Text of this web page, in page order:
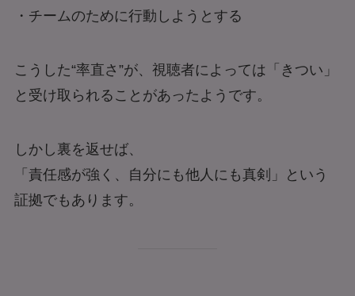
・チームのために行動しようとする
こうした“率直さ”が、視聴者によっては「きつい」
と受け取られることがあったようです。
しかし裏を返せば、
「責任感が強く、自分にも他人にも真剣」という
証拠でもあります。